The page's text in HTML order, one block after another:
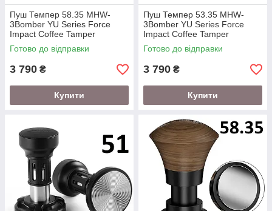
Пуш Темпер 58.35 MHW-
3Bomber YU Series Force
Impact Coffee Tamper
Готово до відправки
3 790 ₴
Купити
Пуш Темпер 53.35 MHW-
3Bomber YU Series Force
Impact Coffee Tamper
Готово до відправки
3 790 ₴
Купити